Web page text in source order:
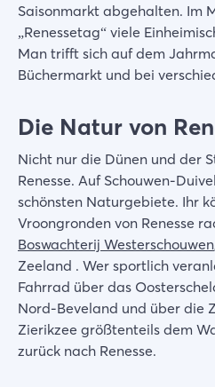
Saisonmarkt abgehalten. Im
„Renessetag“ viele
Man trifft sich auf dem
Büchermarkt und bei
Die Natur von
Nicht nur die Dünen und der
Renesse. Auf Schouwen-
schönsten Naturgebiete. Ihr
Vroongronden von Renesse
Boswachterij Westerschouwen
Zeeland . Wer sportlich
Fahrrad über das
Nord-Beveland und über die
Zierikzee größtenteils dem
zurück nach Renesse.